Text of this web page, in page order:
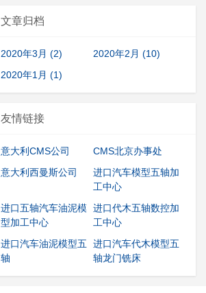
文章归档
2020年3月 (2)
2020年2月 (10)
2020年1月 (1)
友情链接
意大利CMS公司
CMS北京办事处
意大利西曼斯公司
进口汽车模型五轴加
工中心
进口五轴汽车油泥模
型加工中心
进口代木五轴数控加
工中心
进口汽车油泥模型五
轴
进口汽车代木模型五
轴龙门铣床